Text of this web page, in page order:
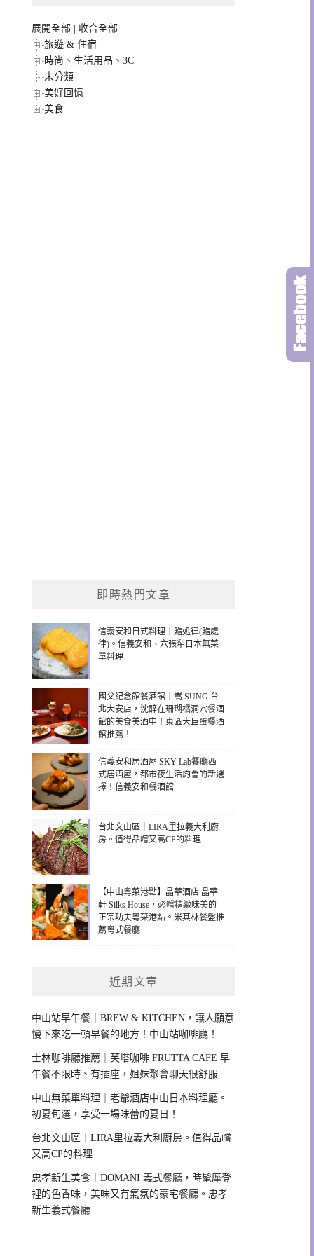
展開全部
收合全部
旅遊 & 住宿
時尚、生活用品、3C
未分類
美好回憶
美食
即時熱門文章
信義安和日式料理｜鮨処律(鮨處
律)。信義安和、六張犁日本無菜
單料理
國父紀念館餐酒館｜嵩 SUNG 台
北大安店，沈醉在珊瑚橘洞穴餐酒
館的美食美酒中！東區大巨蛋餐酒
館推薦！
信義安和居酒屋 SKY Lab餐廳西
式居酒屋，都市夜生活約會的新選
擇！信義安和餐酒館
台北文山區｜LIRA里拉義大利廚
房。值得品嚐又高CP的料理
【中山粵菜港點】晶華酒店 晶華
軒 Silks House，必嚐精緻味美的
正宗功夫粵菜港點。米其林餐盤推
薦粵式餐廳
近期文章
中山站早午餐｜BREW & KITCHEN，讓人願意
慢下來吃一頓早餐的地方！中山站咖啡廳！
士林咖啡廳推薦｜芙塔咖啡 FRUTTA CAFE 早
午餐不限時、有插座，姐妹聚會聊天很舒服
中山無菜單料理｜老爺酒店中山日本料理廳。
初夏旬選，享受一場味蕾的夏日！
台北文山區｜LIRA里拉義大利廚房。值得品嚐
又高CP的料理
忠孝新生美食｜DOMANI 義式餐廳，時髦摩登
裡的色香味，美味又有氣氛的豪宅餐廳。忠孝
新生義式餐廳